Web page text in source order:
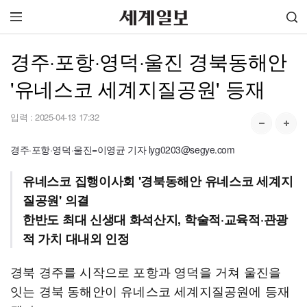
경주·포항·영덕·울진 경북동해안
'유네스코 세계지질공원' 등재
입력 : 2025-04-13 17:32
경주·포항·영덕·울진=이영균 기자 lyg0203@segye.com
유네스코 집행이사회 '경북동해안 유네스코 세계지
질공원' 의결
한반도 최대 신생대 화석산지, 학술적·교육적·관광
적 가치 대내외 인정
경북 경주를 시작으로 포항과 영덕을 거쳐 울진을
잇는 경북 동해안이 유네스코 세계지질공원에 등재